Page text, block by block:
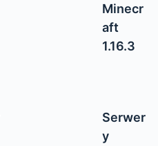
Minecr
aft
1.16.3
Serwer
y